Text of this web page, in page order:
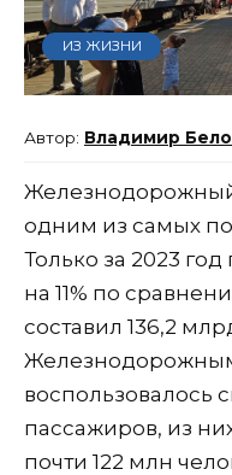
ИЗ ЖИЗНИ
Владимир
Железнодорожный
одним из самых
Только за 2023
на 11% по
составил 136,2
воспользовалось
пассажиров, из
почти 122 млн